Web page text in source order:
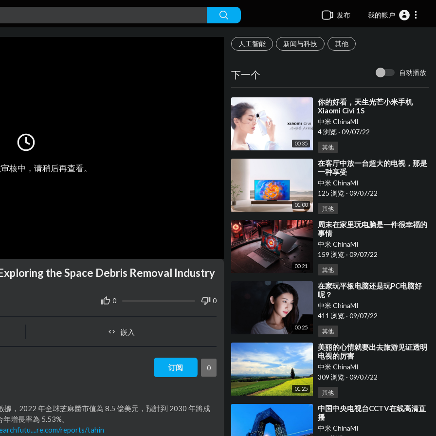
发布 我的帐户
核中，请稍后再查看。
人工智能 新闻与科技 其他
下一个 自动播放
00:35
⁣你的好看，天生光芒小米手机
Xiaomi Civi 1S
中米 ChinaMI
4 浏览 · 09/07/22
其他
01:00
⁣在客厅中放一台超大的电视，那是
一种享受
中米 ChinaMI
125 浏览 · 09/07/22
其他
00:21
⁣周末在家里玩电脑是一件很幸福的
事情
中米 ChinaMI
159 浏览 · 09/07/22
其他
00:25
⁣在家玩平板电脑还是玩PC电脑好
呢？
中米 ChinaMI
411 浏览 · 09/07/22
其他
01:25
⁣美丽的心情就要出去旅游见证透明
电视的厉害
中米 ChinaMI
309 浏览 · 09/07/22
其他
⁣中国中央电视台CCTV在线高清直
播
中米 ChinaMI
the Space Debris Removal Industry
0 0
嵌入
订阅 0
據，2022 年全球芝麻醬市值為 8.5 億美元，預計到 2030 年將成
增長率為 5.53%。
reports/tahin